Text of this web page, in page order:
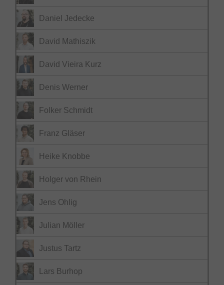
Daniel Jedecke
David Mathiszik
David Vieira Kurz
Denis Werner
Folker Schmidt
Franz Gläser
Heike Knobbe
Holger von Rhein
Jens Ohlig
Julian Möller
Justus Tartz
Lars Burhop